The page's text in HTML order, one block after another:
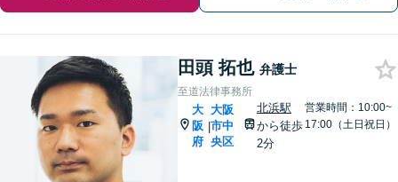
田頭 拓也 弁護士
至道法律事務所
大
阪
府
|
大阪
市中
央区
北浜駅
から徒歩
2分
営業時間：10:00~
17:00（土日祝日）